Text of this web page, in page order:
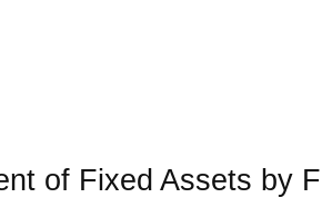
of Fixed Assets by